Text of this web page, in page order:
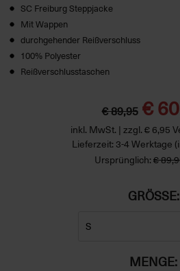
SC Freiburg Steppjacke
Mit Wappen
durchgehender Reißverschluss
100% Polyester
Reißverschlusstaschen
€ 89,95 €
inkl. MwSt. | zzgl. € 6,95
Lieferzeit: 3-4 Werktage
Ursprünglich: €
GRÖSSE:
MENGE: